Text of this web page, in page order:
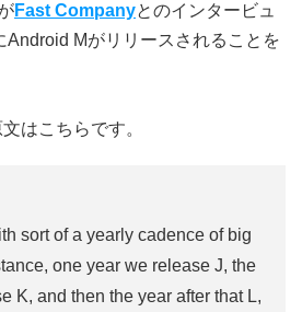
Fast Companyとのインタービュ
Android Mがリリースされることを
はこちらです。
sort of a yearly cadence of big
one year we release J, the
K, and then the year after that L,